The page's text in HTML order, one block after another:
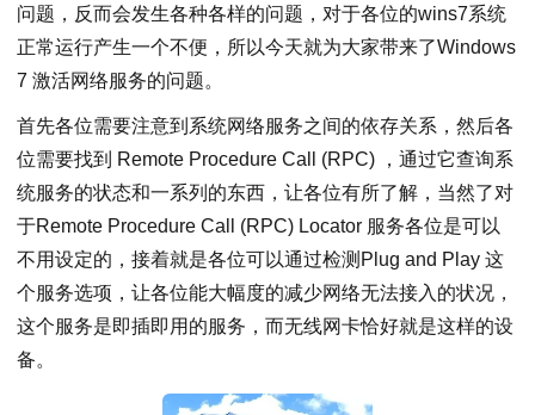
问题，反而会发生各种各样的问题，对于各位的wins7系统
正常运行产生一个不便，所以今天就为大家带来了Windows
7 激活网络服务的问题。
首先各位需要注意到系统网络服务之间的依存关系，然后各
位需要找到 Remote Procedure Call (RPC) ，通过它查询系
统服务的状态和一系列的东西，让各位有所了解，当然了对
于Remote Procedure Call (RPC) Locator 服务各位是可以
不用设定的，接着就是各位可以通过检测Plug and Play 这
个服务选项，让各位能大幅度的减少网络无法接入的状况，
这个服务是即插即用的服务，而无线网卡恰好就是这样的设
备。